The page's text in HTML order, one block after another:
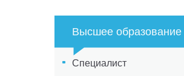
Высшее образование
Специалист